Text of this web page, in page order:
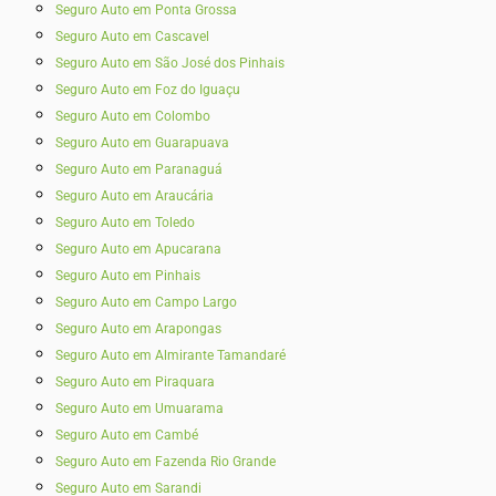
Seguro Auto em Ponta Grossa
Seguro Auto em Cascavel
Seguro Auto em São José dos Pinhais
Seguro Auto em Foz do Iguaçu
Seguro Auto em Colombo
Seguro Auto em Guarapuava
Seguro Auto em Paranaguá
Seguro Auto em Araucária
Seguro Auto em Toledo
Seguro Auto em Apucarana
Seguro Auto em Pinhais
Seguro Auto em Campo Largo
Seguro Auto em Arapongas
Seguro Auto em Almirante Tamandaré
Seguro Auto em Piraquara
Seguro Auto em Umuarama
Seguro Auto em Cambé
Seguro Auto em Fazenda Rio Grande
Seguro Auto em Sarandi